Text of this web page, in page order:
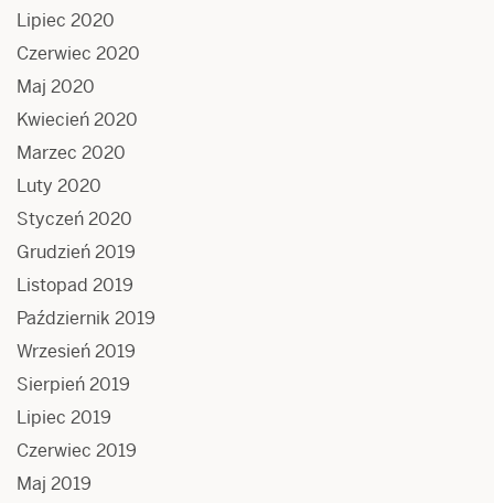
Lipiec 2020
Czerwiec 2020
Maj 2020
Kwiecień 2020
Marzec 2020
Luty 2020
Styczeń 2020
Grudzień 2019
Listopad 2019
Październik 2019
Wrzesień 2019
Sierpień 2019
Lipiec 2019
Czerwiec 2019
Maj 2019